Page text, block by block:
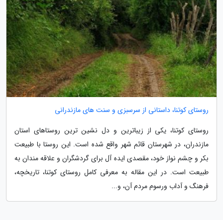
روستای کوتنا، داستانی از سرسبزی و سنت های مازندرانی
روستای کوتنا، یکی از زیباترین و دل نشین ترین روستاهای استان
مازندران، در شهرستان قائم شهر واقع شده است. این روستا با طبیعت
بکر و چشم نواز خود، مقصدی ایده آل برای گردشگران و علاقه مندان به
طبیعت است. در این مقاله به معرفی کامل روستای کوتنا، تاریخچه،
فرهنگ و آداب ورسوم مردم آن، و...